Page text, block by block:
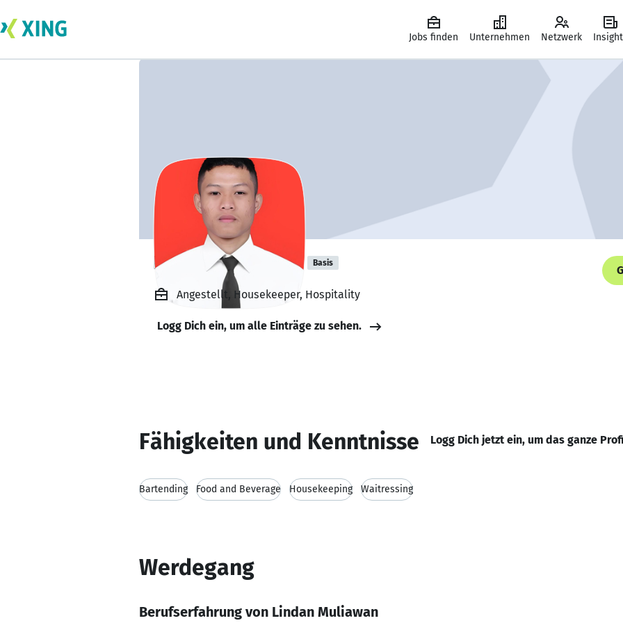
Jobs finden Unternehmen Netzwerk
Lindan Muliawan Basis
Angestellt, Housekeeper, Hospitality
Logg Dich ein, um alle Einträge zu sehen.
Fähigkeiten und Kenntnisse Logg Dich jetzt ein, um das ganze
Bartending Food and Beverage Housekeeping Waitressing
Werdegang
Berufserfahrung von Lindan Muliawan